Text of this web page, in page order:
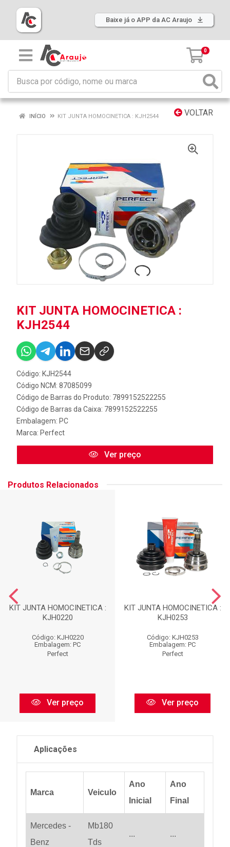
Baixe já o APP da AC Araujo
0
VOLTAR
INÍCIO KIT JUNTA HOMOCINETICA : KJH2544
KIT JUNTA HOMOCINETICA :
KJH2544
Código: KJH2544
Código NCM: 87085099
Código de Barras do Produto: 7899152522255
Código de Barras da Caixa: 7899152522255
Embalagem: PC
Marca: Perfect
Ver preço
Produtos Relacionados
KIT JUNTA HOMOCINETICA :
KJH0220
Código: KJH0220
Embalagem: PC
Perfect
Ver preço
KIT JUNTA HOMOCINETICA :
KJH0253
Código: KJH0253
Embalagem: PC
Perfect
Ver preço
Aplicações
Marca Veiculo
Ano
Inicial
Ano
Final
Mercedes -
Benz
Mb180
Tds
... ...